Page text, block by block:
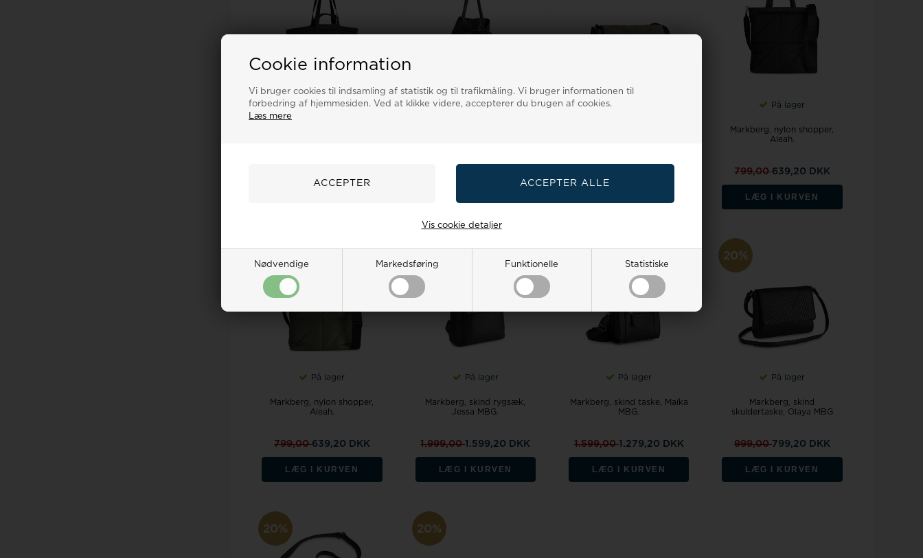
Cookie information
Vi bruger cookies til indsamling af statistik og til trafikmåling. Vi bruger informationen til
forbedring af hjemmesiden. Ved at klikke videre, accepterer du brugen af cookies.
Læs mere
Nødvendige Markedsføring Funktionelle Statistiske
Vis cookie detaljer
På lager På lager På lager
Markberg, nylon shopper,
Aleah.
799,00639,20 DKK
LÆG I KURVEN
På lager
Markberg, nylon shopper,
Aleah.
799,00639,20 DKK
LÆG I KURVEN
På lager
Markberg, skind rygsæk,
Jessa MBG.
1.999,001.599,20 DKK
LÆG I KURVEN
På lager
Markberg, skind taske, Maika
MBG.
1.599,001.279,20 DKK
LÆG I KURVEN
20%
På lager
Markberg, skind
skuldertaske, Olaya MBG
999,00799,20 DKK
LÆG I KURVEN
20% 20%